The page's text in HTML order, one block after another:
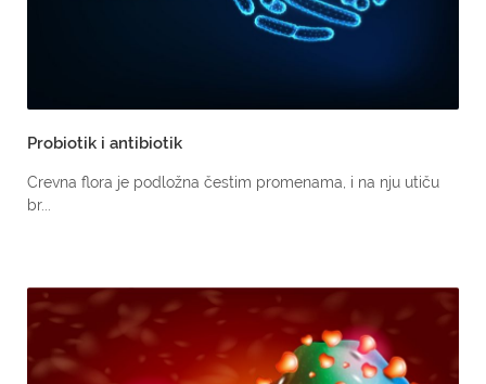
Probiotik i antibiotik
Crevna flora je podložna čestim promenama, i na nju utiču
br...